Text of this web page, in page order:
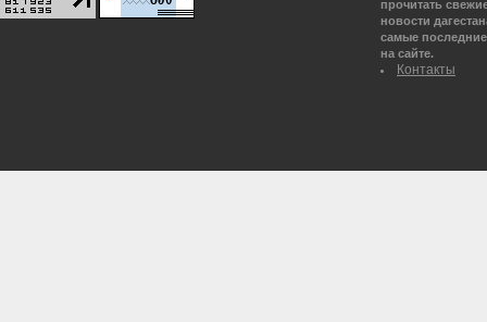
прочитать
новости
самые
на сайте.
Контакты